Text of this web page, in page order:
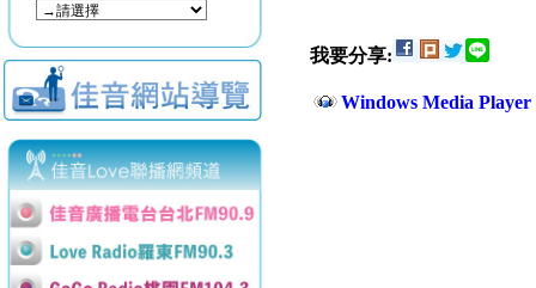
我要分享:
Windows Media